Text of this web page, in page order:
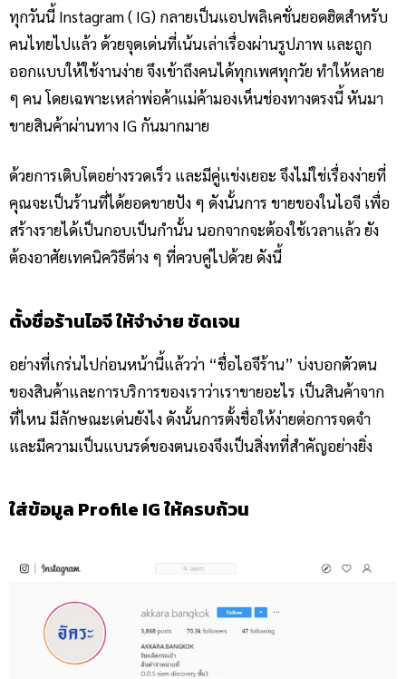
ทุกวันนี้ Instagram ( IG) กลายเป็นแอปพลิเคชั่นยอดฮิตสำหรับ
คนไทยไปแล้ว ด้วยจุดเด่นที่เน้นเล่าเรื่องผ่านรูปภาพ และถูก
ออกแบบให้ใช้งานง่าย จึงเข้าถึงคนได้ทุกเพศทุกวัย ทำให้หลาย
ๆ คน โดยเฉพาะเหล่าพ่อค้าแม่ค้ามองเห็นช่องทางตรงนี้ หันมา
ขายสินค้าผ่านทาง IG กันมากมาย
ด้วยการเติบโตอย่างรวดเร็ว และมีคู่แข่งเยอะ จึงไม่ใช่เรื่องง่ายที่
คุณจะเป็นร้านที่ได้ยอดขายปัง ๆ ดังนั้นการ ขายของในไอจี เพื่อ
สร้างรายได้เป็นกอบเป็นกำนั้น นอกจากจะต้องใช้เวลาแล้ว ยัง
ต้องอาศัยเทคนิควิธีต่าง ๆ ที่ควบคู่ไปด้วย ดังนี้
ตั้งชื่อร้านไอจี ให้จำง่าย ชัดเจน
อย่างที่เกร่นไปก่อนหน้านี้แล้วว่า “ชื่อไอจีร้าน” บ่งบอกตัวตน
ของสินค้าและการบริการของเราว่าเราขายอะไร เป็นสินค้าจาก
ที่ไหน มีลักษณะเด่นยังไง ดังนั้นการตั้งชื่อให้ง่ายต่อการจดจำ
และมีความเป็นแบนรด์ของตนเองจึงเป็นสิ่งทที่สำคัญอย่างยิ่ง
ใส่ข้อมูล Profile IG ให้ครบถ้วน